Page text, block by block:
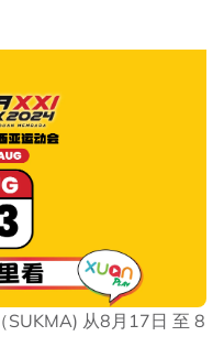
从8月17日 至 8